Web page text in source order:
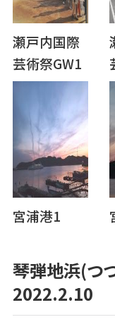
瀬戸内国際
芸術祭GW1
宮浦港1
琴弾地浜(つ
2022.2.10